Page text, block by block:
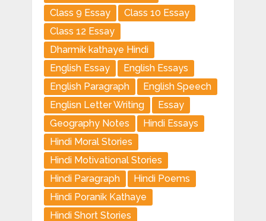
Class 9 Essay
Class 10 Essay
Class 12 Essay
Dharmik kathaye Hindi
English Essay
English Essays
English Paragraph
English Speech
Englisn Letter Writing
Essay
Geography Notes
Hindi Essays
Hindi Moral Stories
Hindi Motivational Stories
Hindi Paragraph
Hindi Poems
Hindi Poranik Kathaye
Hindi Short Stories